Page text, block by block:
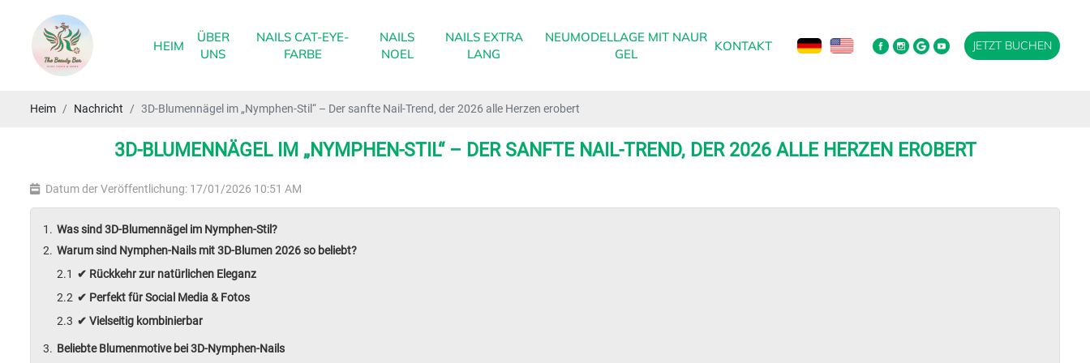
HEIM
ÜBER
UNS
NAILS CAT-EYE-
FARBE
NAILS
NOEL
NAILS EXTRA
LANG
NEUMODELLAGE MIT NAUR
GEL
KONTAKT JETZT BUCHEN
Heim Nachricht 3D-Blumennägel im „Nymphen-Stil“ – Der sanfte Nail-Trend, der 2026 alle Herzen erobert
3D-BLUMENNÄGEL IM „NYMPHEN-STIL“ – DER SANFTE NAIL-TREND, DER 2026 ALLE HERZEN EROBERT
Datum der Veröffentlichung: 17/01/2026 10:51 AM
Was sind 3D-Blumennägel im Nymphen-Stil?
Warum sind Nymphen-Nails mit 3D-Blumen 2026 so beliebt?
✔ Rückkehr zur natürlichen Eleganz
✔ Perfekt für Social Media & Fotos
✔ Vielseitig kombinierbar
Beliebte Blumenmotive bei 3D-Nymphen-Nails